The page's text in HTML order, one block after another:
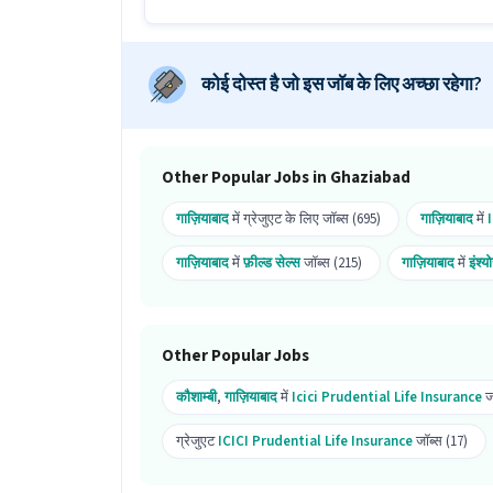
इस Insurance Sales job के लिए apply क्यों
Ans :इस Insurance Sales job में ₹26,000-
और इसमें 10 openings उपलब्ध हैं।
कोई दोस्त है जो इस जॉब के लिए अच्छा रहेगा?
Other Popular Jobs in Ghaziabad
गाज़ियाबादमें ग्रेजुएट के लिए जॉब्स (695) गाज़ियाबादमें
गाज़ियाबादमेंफ़ील्ड सेल्सजॉब्स (215) गाज़ियाबादमें
Other Popular Jobs
कौशाम्बी,गाज़ियाबादमें Icici Prudential Life Insurance
ग्रेजुएटICICI Prudential Life Insuranceजॉब्स (17)